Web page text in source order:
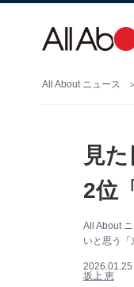
All About ニュース
見
2位
All About
いと思う
2026.01.25
坂上 恵